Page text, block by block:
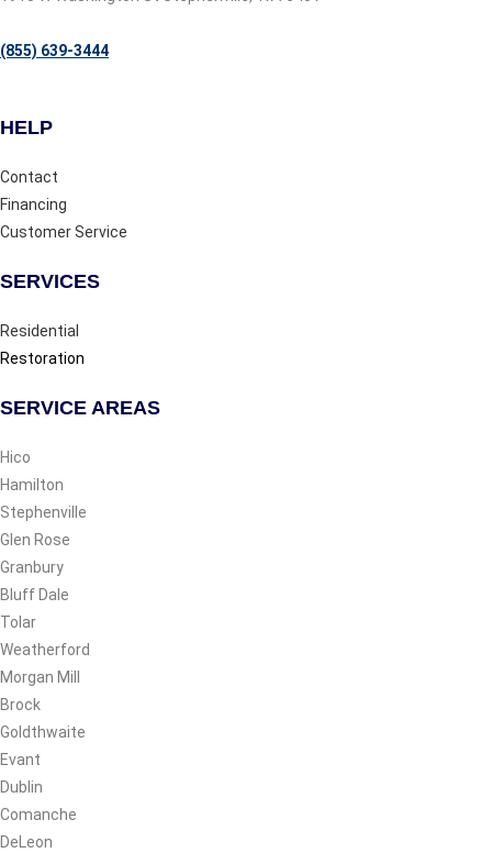
(855) 639-3444
HELP
Contact
Financing
Customer Service
SERVICES
Residential
Restoration
SERVICE AREAS
Hico
Hamilton
Stephenville
Glen Rose
Granbury
Bluff Dale
Tolar
Weatherford
Morgan Mill
Brock
Goldthwaite
Evant
Dublin
Comanche
DeLeon